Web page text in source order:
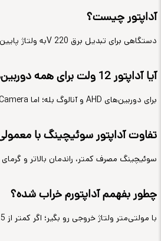
آداپتور چیست؟
دستگاهی برای تبدیل برق 220 Vبه ولتاژ پایین
آیا آداپتور 12 ولت برای همه دوربین‌ها مناسبه؟
برای دوربین‌های AHD و آنالوگ بله؛ اما
تفاوت آداپتور سوئیچینگ با
سوئیچینگ مصرف کمتر، راندمان بالاتر و گرمای
چطور بفهمم آداپتورم خراب شده؟
با مولتی‌متر ولتاژ خروجی رو بگیر؛ اگر کمتر از 11.5